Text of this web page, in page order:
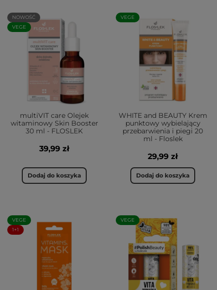
NOWOŚĆ
VEGE
multiVIT care Olejek
witaminowy Skin Booster
30 ml - FLOSLEK
39,99 zł
Dodaj do koszyka
VEGE
WHITE and BEAUTY Krem
punktowy wybielający
przebarwienia i piegi 20
ml - Floslek
29,99 zł
Dodaj do koszyka
VEGE
1+1
VEGE